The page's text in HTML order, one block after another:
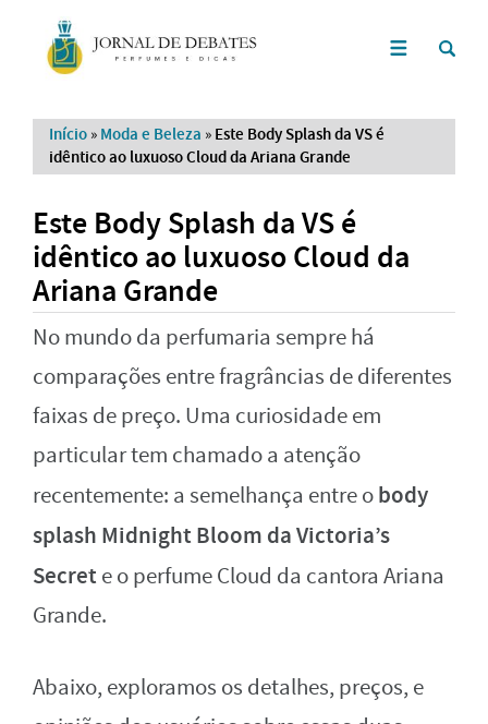
Início » Moda e Beleza » Este Body Splash da VS é
idêntico ao luxuoso Cloud da Ariana Grande
Este Body Splash da VS é
idêntico ao luxuoso Cloud da
Ariana Grande
No mundo da perfumaria sempre há
comparações entre fragrâncias de diferentes
faixas de preço. Uma curiosidade em
particular tem chamado a atenção
recentemente: a semelhança entre obody
splash Midnight Bloom da Victoria’s
Secret e o perfume Cloud da cantora Ariana
Grande.
Abaixo, exploramos os detalhes, preços, e